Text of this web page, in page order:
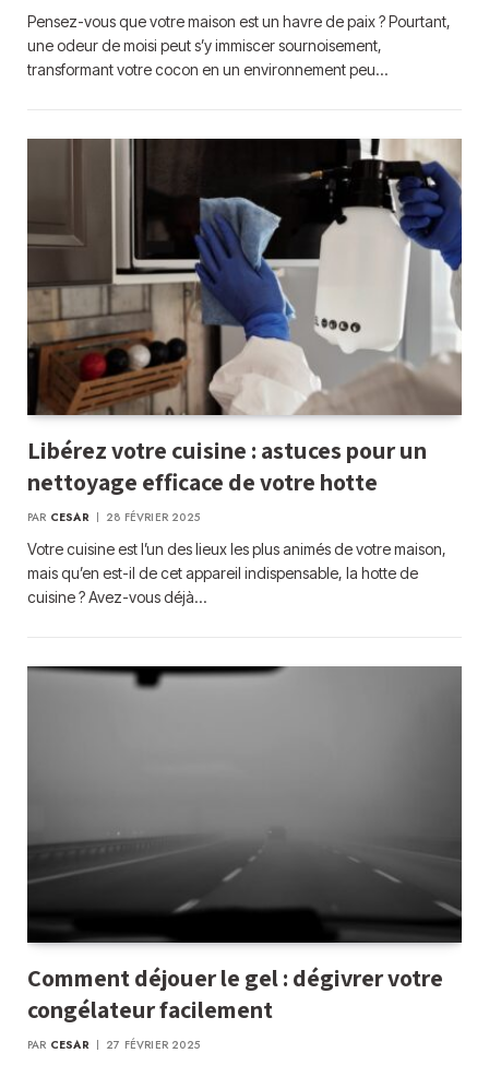
Pensez-vous que votre maison est un havre de paix ? Pourtant,
une odeur de moisi peut s’y immiscer sournoisement,
transformant votre cocon en un environnement peu…
Libérez votre cuisine : astuces pour un
nettoyage efficace de votre hotte
PAR CESAR 28 FÉVRIER 2025
Votre cuisine est l’un des lieux les plus animés de votre maison,
mais qu’en est-il de cet appareil indispensable, la hotte de
cuisine ? Avez-vous déjà…
Comment déjouer le gel : dégivrer votre
congélateur facilement
PAR CESAR 27 FÉVRIER 2025